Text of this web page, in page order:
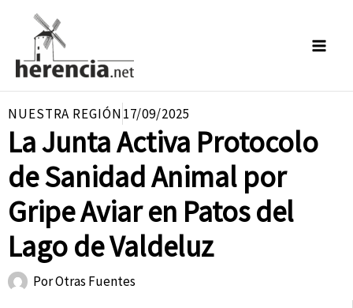
contenido
NUESTRA REGIÓN17/09/2025
La Junta Activa Protocolo
de Sanidad Animal por
Gripe Aviar en Patos del
Lago de Valdeluz
PorOtras Fuentes